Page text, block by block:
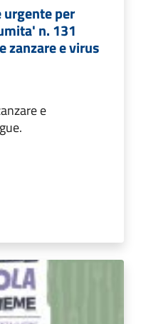
per
n. 131
zanzare e virus
e